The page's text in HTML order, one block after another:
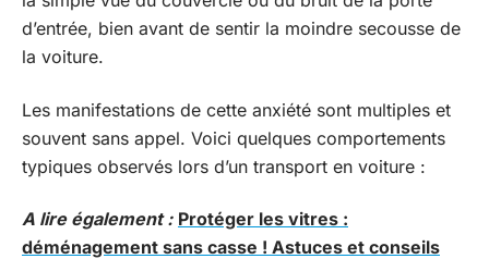
d’entrée, bien avant de sentir la moindre secousse de
la voiture.
Les manifestations de cette anxiété sont multiples et
souvent sans appel. Voici quelques comportements
typiques observés lors d’un transport en voiture :
A lire également : Protéger les vitres :
déménagement sans casse ! Astuces et conseils